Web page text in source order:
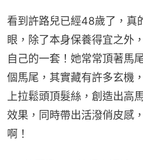
看到許路兒已經48歲了，真
眼，除了本身保養得宜之外
自己的一套！她常常頂著馬
個馬尾，其實藏有許多玄機
上拉鬆頭頂髮絲，創造出高
效果，同時帶出活潑俏皮感
啊！